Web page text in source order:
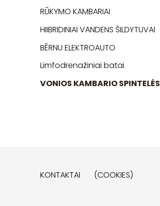
RŪKYMO KAMBARIAI
HIIBRIDINIAI VANDENS ŠILDYTUVAI
BĒRNU ELEKTROAUTO
Limfodrenažiniai batai
VONIOS KAMBARIO SPINTELĖS
KONTAKTAI (COOKIES)